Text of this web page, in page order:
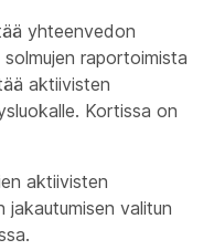
yhteenvedon
raportoimista
aktiivisten
Kortissa on
aktiivisten
valitun